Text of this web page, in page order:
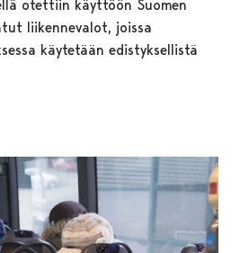
otettiin käyttöön Suomen
liikennevalot, joissa
käytetään edistyksellistä